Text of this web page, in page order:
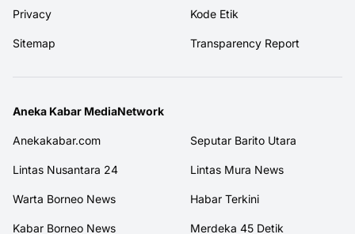
Privacy Kode Etik
Sitemap Transparency Report
Aneka Kabar MediaNetwork
Anekakabar.com Seputar Barito Utara
Lintas Nusantara 24 Lintas Mura News
Warta Borneo News Habar Terkini
Kabar Borneo News Merdeka 45 Detik